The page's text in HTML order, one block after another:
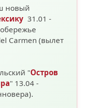
новый
31.01 -
Carmen (вылет
"Остров
" 13.04 -